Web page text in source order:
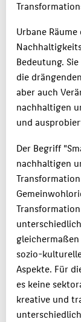
Urbane
Bedeutung.
die
aber auch
nachhaltigen
und
Der Begriff
nachhaltigen
sozio-
Aspekte. Für
es keine
kreative und